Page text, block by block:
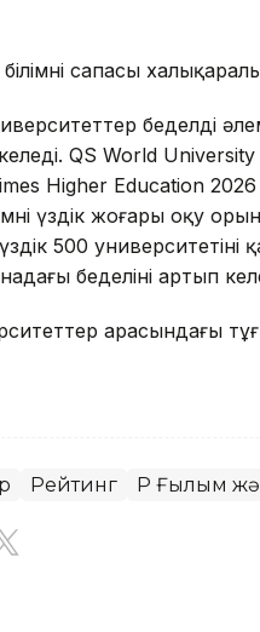
сапасы
беделді
QS World University
Higher Education 2026
үздік жоғары оқу
500
беделінің артып
арасындағы
Рейтинг ҚР Ғылым